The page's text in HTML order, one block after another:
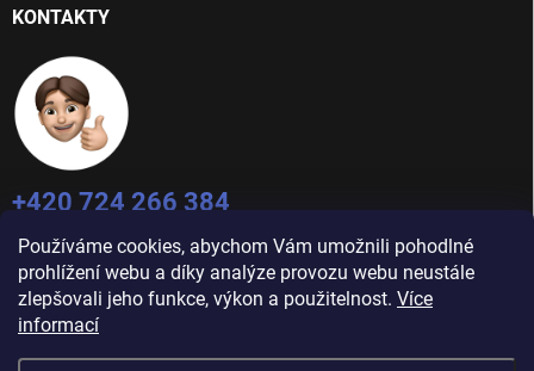
Používáme cookies, abychom Vám umožnili pohodlné
prohlížení webu a díky analýze provozu webu neustále
zlepšovali jeho funkce, výkon a použitelnost. Více
informací
KONTAKTY
+420 724 266 384
Po-Pá: 9:00 - 16:00
info@jablecnyhonza.cz